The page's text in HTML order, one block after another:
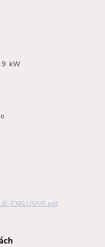
9 kW
EXKLUSIVE.pdf